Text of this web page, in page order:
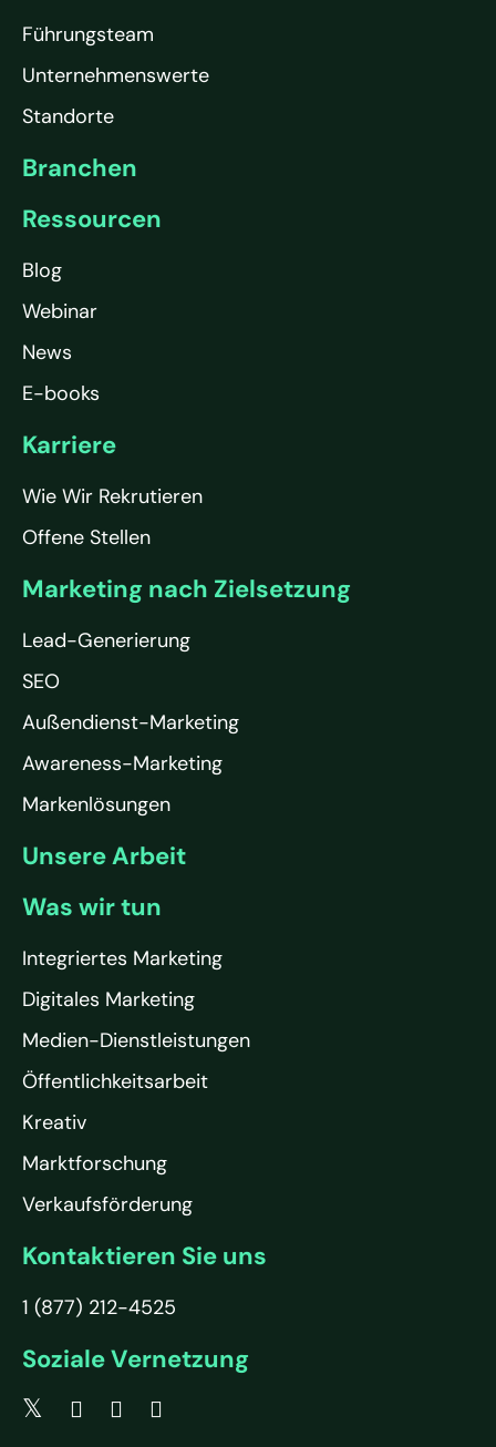
Führungsteam
Unternehmenswerte
Standorte
Branchen
Ressourcen
Blog
Webinar
News
E-books
Karriere
Wie Wir Rekrutieren
Offene Stellen
Marketing nach Zielsetzung
Lead-Generierung
SEO
Außendienst-Marketing
Awareness-Marketing
Markenlösungen
Unsere Arbeit
Was wir tun
Integriertes Marketing
Digitales Marketing
Medien-Dienstleistungen
Öffentlichkeitsarbeit
Kreativ
Marktforschung
Verkaufsförderung
Kontaktieren Sie uns
1 (877) 212-4525
Soziale Vernetzung